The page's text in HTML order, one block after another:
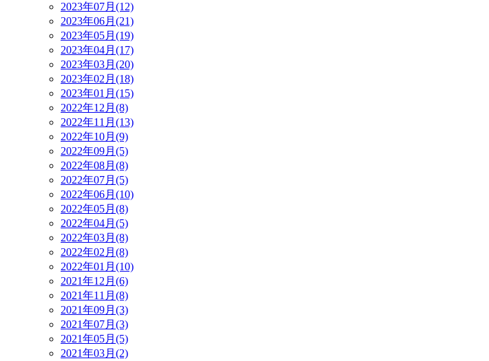
2023年07月(12)
2023年06月(21)
2023年05月(19)
2023年04月(17)
2023年03月(20)
2023年02月(18)
2023年01月(15)
2022年12月(8)
2022年11月(13)
2022年10月(9)
2022年09月(5)
2022年08月(8)
2022年07月(5)
2022年06月(10)
2022年05月(8)
2022年04月(5)
2022年03月(8)
2022年02月(8)
2022年01月(10)
2021年12月(6)
2021年11月(8)
2021年09月(3)
2021年07月(3)
2021年05月(5)
2021年03月(2)